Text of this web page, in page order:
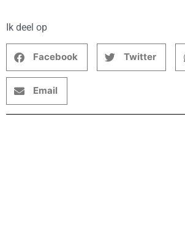
Ik deel op
Facebook Twitter
Email